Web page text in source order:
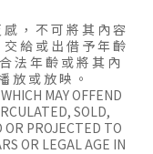
， 不 可 將 其 內 容
給 或 出 借 予 年 齡
法 年 齡 或 將 其 內
放 或 放 映 。
MAY OFFEND
SOLD,
OR PROJECTED TO
OR LEGAL AGE IN